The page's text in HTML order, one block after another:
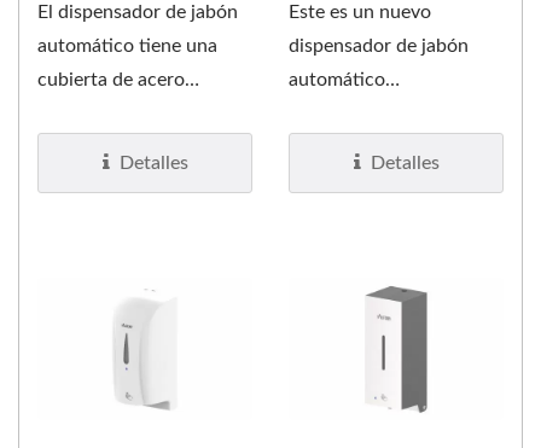
El dispensador de jabón
automático tiene una
cubierta de acero
Detalles
Este es un nuevo
dispensador de jabón
automático
Detalles